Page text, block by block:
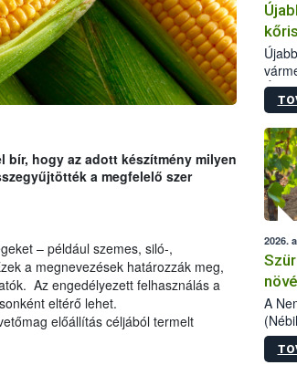
hogy az adott készítmény milyen
a megfelelő szer
– például szemes, siló-,
a megnevezések határozzák meg,
Az engedélyezett felhasználás a
eltérő lehet.
előállítás céljából termelt
2026.
A